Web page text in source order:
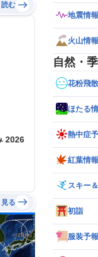
読む
2026
る
地震情報
火山情報
自然・
花粉飛
ほたる
熱中症
紅葉情報
スキー
初詣
服装予報